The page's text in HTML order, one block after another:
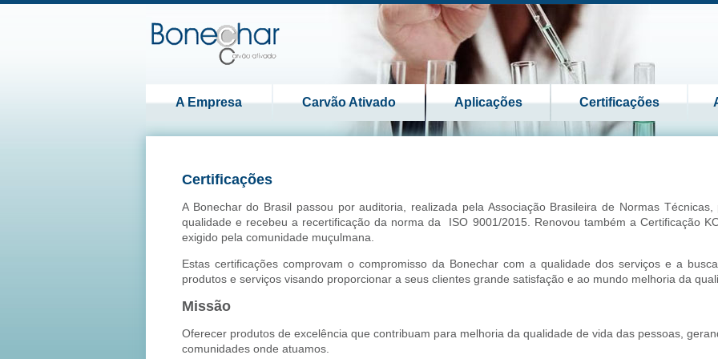
A Empresa Carvão Ativado Aplicações Certificações
Certificações
A Bonechar do Brasil passou por auditoria, realizada pela Associação Brasileira de Normas
qualidade e recebeu a recertificação da norma da ISO 9001/2015. Renovou também a Certificação
exigido pela comunidade muçulmana.
Estas certificações comprovam o compromisso da Bonechar com a qualidade dos serviços e a
produtos e serviços visando proporcionar a seus clientes grande satisfação e ao mundo melhoria da
Missão
Oferecer produtos de excelência que contribuam para melhoria da qualidade de vida das pessoas,
comunidades onde atuamos.